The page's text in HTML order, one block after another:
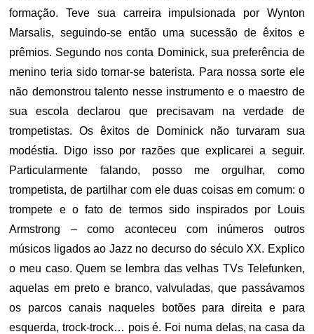
formação. Teve sua carreira impulsionada por Wynton
Marsalis, seguindo-se então uma sucessão de êxitos e
prêmios. Segundo nos conta Dominick, sua preferência de
menino teria sido tornar-se baterista. Para nossa sorte ele
não demonstrou talento nesse instrumento e o maestro de
sua escola declarou que precisavam na verdade de
trompetistas. Os êxitos de Dominick não turvaram sua
modéstia. Digo isso por razões que explicarei a seguir.
Particularmente falando, posso me orgulhar, como
trompetista, de partilhar com ele duas coisas em comum: o
trompete e o fato de termos sido inspirados por Louis
Armstrong – como aconteceu com inúmeros outros
músicos ligados ao Jazz no decurso do século XX. Explico
o meu caso. Quem se lembra das velhas TVs Telefunken,
aquelas em preto e branco, valvuladas, que passávamos
os parcos canais naqueles botões para direita e para
esquerda, trock-trock… pois é. Foi numa delas, na casa da